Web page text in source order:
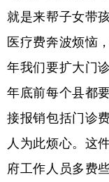
就是来帮子女带
医疗费奔波烦恼
年我们要扩大门
年底前每个县都
接报销包括门诊
人为此烦心。这
府工作人员多费